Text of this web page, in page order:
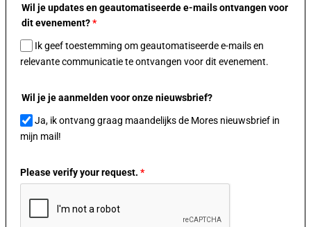
Wil je updates en geautomatiseerde e-mails ontvangen voor
dit evenement?*
Ik geef toestemming om geautomatiseerde e-mails en
relevante communicatie te ontvangen voor dit evenement.
Wil je je aanmelden voor onze nieuwsbrief?
Ja, ik ontvang graag maandelijks de Mores nieuwsbrief in
mijn mail!
Please verify your request. *